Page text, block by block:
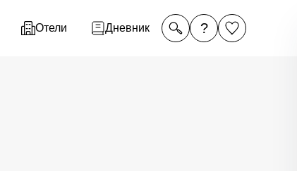
Отели Дневник ?